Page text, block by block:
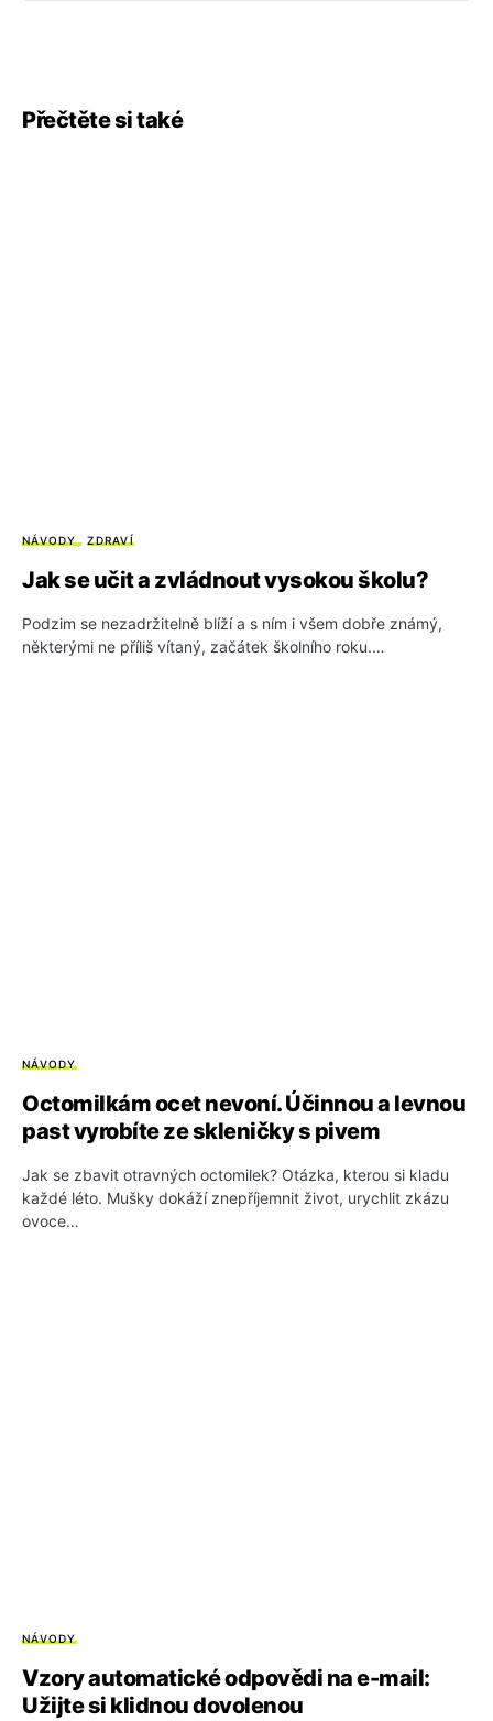
Přečtěte si také
NÁVODY ZDRAVÍ
Jak se učit a zvládnout vysokou školu?
Podzim se nezadržitelně blíží a s ním i všem dobře známý,
některými ne příliš vítaný, začátek školního roku.…
NÁVODY
Octomilkám ocet nevoní. Účinnou a levnou
past vyrobíte ze skleničky s pivem
Jak se zbavit otravných octomilek? Otázka, kterou si kladu
každé léto. Mušky dokáží znepříjemnit život, urychlit zkázu
ovoce…
NÁVODY
Vzory automatické odpovědi na e-mail:
Užijte si klidnou dovolenou